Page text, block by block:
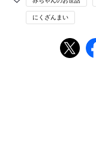
にくざんまい